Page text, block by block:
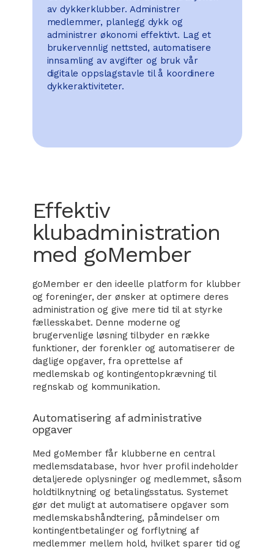
av dykkerklubber. Administrer
medlemmer, planlegg dykk og
administrer økonomi effektivt. Lag et
brukervennlig nettsted, automatisere
innsamling av avgifter og bruk vår
digitale oppslagstavle til å koordinere
dykkeraktiviteter.
Effektiv
klubadministration
med goMember
goMember er den ideelle platform for klubber
og foreninger, der ønsker at optimere deres
administration og give mere tid til at styrke
fællesskabet. Denne moderne og
brugervenlige løsning tilbyder en række
funktioner, der forenkler og automatiserer de
daglige opgaver, fra oprettelse af
medlemskab og kontingentopkrævning til
regnskab og kommunikation.
Automatisering af administrative
opgaver
Med goMember får klubberne en central
medlemsdatabase, hvor hver profil indeholder
detaljerede oplysninger og medlemmet, såsom
holdtilknytning og betalingsstatus. Systemet
gør det muligt at automatisere opgaver som
medlemskabshåndtering, påmindelser om
kontingentbetalinger og forflytning af
medlemmer mellem hold, hvilket sparer tid og